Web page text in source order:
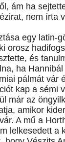
ám ha
nem írta
egy latin-
orosz
és
ha
pálmát vár
kap a sémi
már az
amikor
A mű a
lelkesedett a